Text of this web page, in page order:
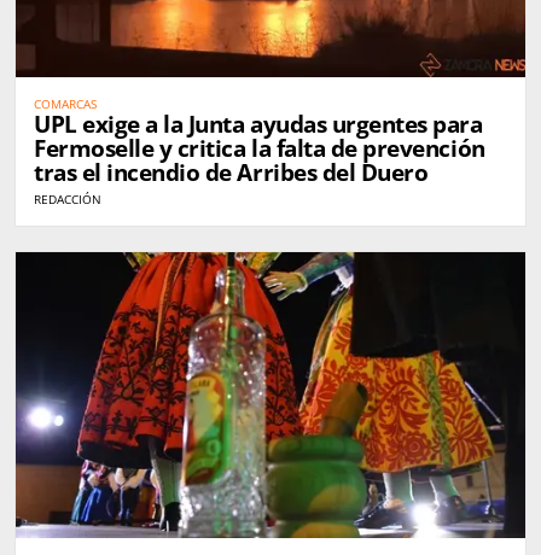
COMARCAS
UPL exige a la Junta ayudas urgentes para
Fermoselle y critica la falta de prevención
tras el incendio de Arribes del Duero
REDACCIÓN